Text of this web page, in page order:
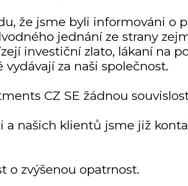
že jsme byli informováni o
jednání ze strany
investiční zlato, lákaní na
za naši společnost.
CZ SE žádnou
a našich klientů jsme již
o zvýšenou opatrnost.